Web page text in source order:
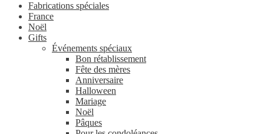
Fabrications spéciales
France
Noël
Gifts
Événements spéciaux
Bon rétablissement
Fête des mères
Anniversaire
Halloween
Mariage
Noël
Pâques